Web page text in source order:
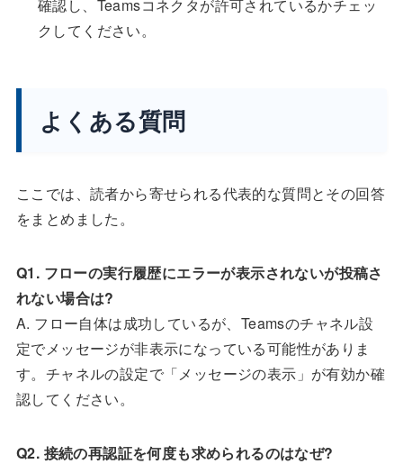
確認し、Teamsコネクタが許可されているかチェッ
クしてください。
よくある質問
ここでは、読者から寄せられる代表的な質問とその回答
をまとめました。
Q1. フローの実行履歴にエラーが表示されないが投稿さ
れない場合は?
A. フロー自体は成功しているが、Teamsのチャネル設
定でメッセージが非表示になっている可能性がありま
す。チャネルの設定で「メッセージの表示」が有効か確
認してください。
Q2. 接続の再認証を何度も求められるのはなぜ?